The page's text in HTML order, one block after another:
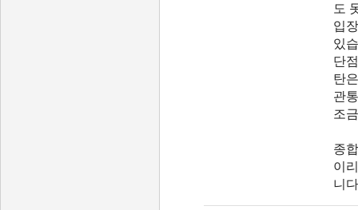
도
입
있
단
탄
관
조
종
이
니